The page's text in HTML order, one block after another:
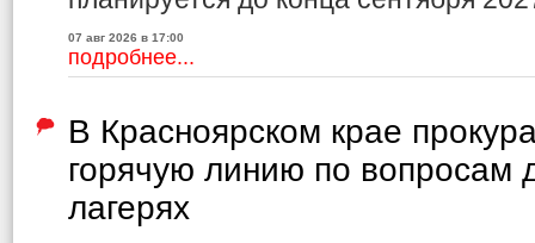
07 авг 2026 в 17:00
подробнее...
В Красноярском крае
горячую линию по вопросам
лагерях